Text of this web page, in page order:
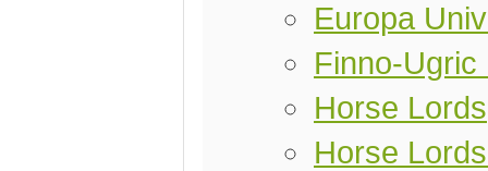
Europa
Finno-Ugric
Horse Lords
Horse